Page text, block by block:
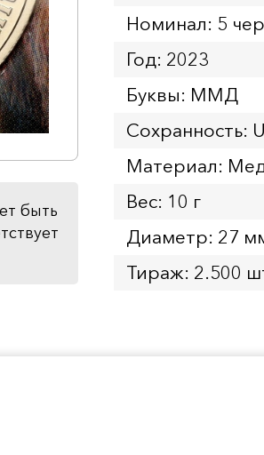
быть
Номинал: 5
Год: 2023
Буквы: ММД
Сохранность:
Материал:
Вес: 10 г
Диаметр: 27
Тираж: 2.500